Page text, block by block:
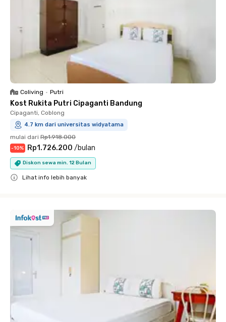
Coliving • Putri
Kost Rukita Putri Cipaganti Bandung
Cipaganti, Coblong
4.7 km dari universitas widyatama
mulai dari Rp1.918.000
-10% Rp1.726.200 /bulan
Diskon sewa min. 12 Bulan
Lihat info lebih banyak